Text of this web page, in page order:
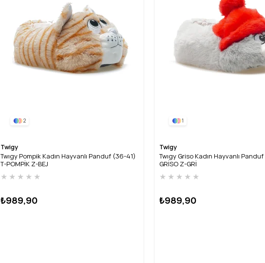
2
Twigy
Twıgy Pompik Kadın Hayvanlı Panduf (36-41)
T-POMPİK Z-BEJ
★ ★ ★ ★ ★
₺989,90
1
Twigy
Twıgy Griso Kadın Hayvanlı
GRİSO Z-GRİ
★ ★ ★ ★ ★
₺989,90